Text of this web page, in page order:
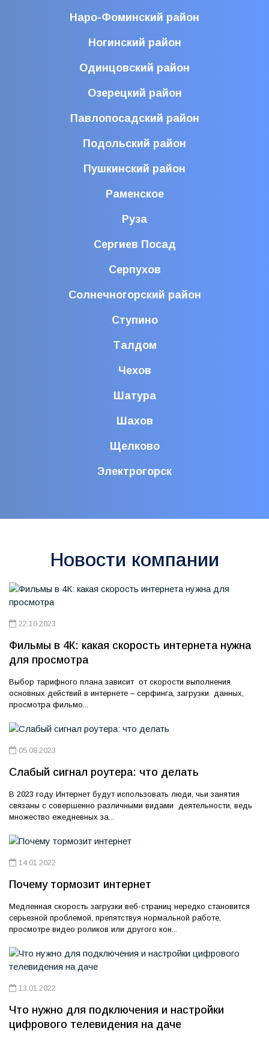
Наро-Фоминский район
Ногинский район
Одинцовский район
Озерецкий район
Павлопосадский район
Подольский район
Пушкинский район
Раменское
Руза
Сергиев Посад
Серпухов
Солнечногорский район
Ступино
Талдом
Чехов
Шатура
Шахов
Щелково
Электрогорск
Новости компании
22.10.2023
Фильмы в 4К: какая скорость интернета нужна
для просмотра
Выбор тарифного плана зависит от скорости выполнения
основных действий в интернете – серфинга, загрузки данных,
просмотра фильмо...
05.08.2023
Слабый сигнал роутера: что делать
В 2023 году Интернет будут использовать люди, чьи занятия
связаны с совершенно различными видами деятельности, ведь
множество ежедневных за...
14.01.2022
Почему тормозит интернет
Медленная скорость загрузки веб-страниц нередко становится
серьезной проблемой, препятствуя нормальной работе,
просмотре видео роликов или другого кон...
13.01.2022
Что нужно для подключения и настройки
цифрового телевидения на даче